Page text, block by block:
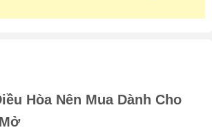
Hòa Nên Mua Dành Cho